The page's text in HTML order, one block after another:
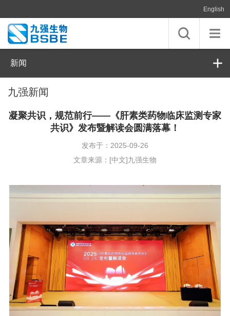
English
新闻
九强新闻
凝聚共识，规范前行——《肝素类药物临床监测专家
共识》发布暨解读会圆满落幕！
发布于：2025-09-26
文章来源：[中文]九强生物